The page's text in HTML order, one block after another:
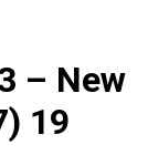
– New
19